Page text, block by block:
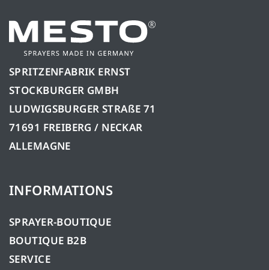
SPRITZENFABRIK ERNST
STOCKBURGER GMBH
LUDWIGSBURGER STRAßE 71
71691 FREIBERG / NECKAR
ALLEMAGNE
INFORMATIONS
SPRAYER-BOUTIQUE
BOUTIQUE B2B
SERVICE